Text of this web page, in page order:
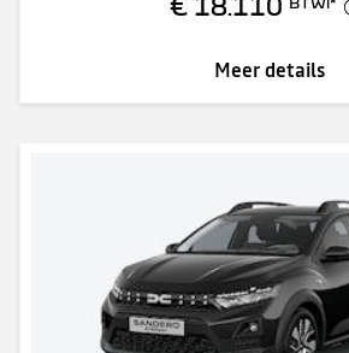
Meer details